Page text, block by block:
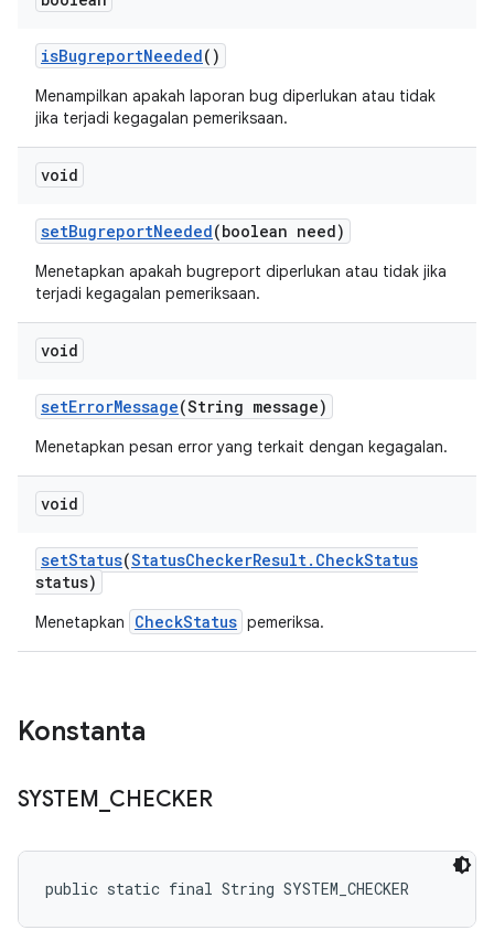
isBugreportNeeded()
Menampilkan apakah laporan bug diperlukan atau tidak
jika terjadi kegagalan pemeriksaan.
void
setBugreportNeeded(boolean need)
Menetapkan apakah bugreport diperlukan atau tidak jika
terjadi kegagalan pemeriksaan.
void
setErrorMessage(String message)
Menetapkan pesan error yang terkait dengan kegagalan.
void
setStatus(StatusCheckerResult. CheckStatus
status)
Menetapkan CheckStatus pemeriksa.
Konstanta
SYSTEM CHECKER
public static final String SYSTEM_CHECKER